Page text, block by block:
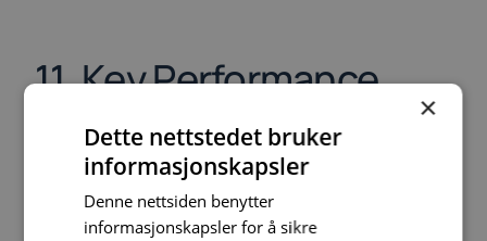
11. Key Performance
Indicator (KPI)
Key Performance Indicators, eller KPI-er, er et
kjent begrep for de fleste. Det er beskrivelser
×
Dette nettstedet bruker
informasjonskapsler
Denne nettsiden benytter
informasjonskapsler for å sikre